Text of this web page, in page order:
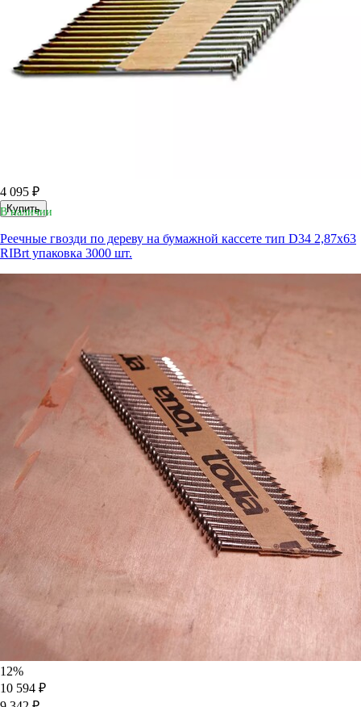
4 095 ₽
Купить
В наличии
Реечные гвозди по дереву на бумажной кассете тип D34 2,87х63
RIBrt упаковка 3000 шт.
12%
10 594 ₽